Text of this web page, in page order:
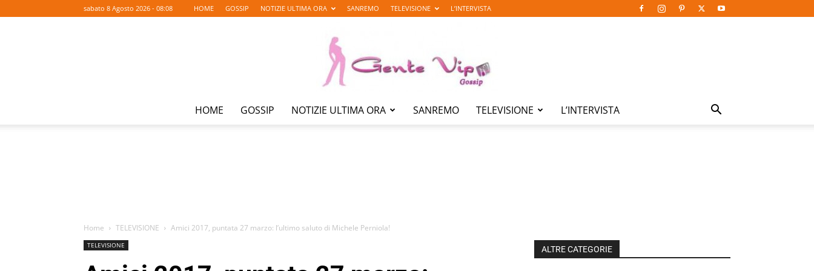
sabato 8 Agosto 2026 - 08:08 HOME GOSSIP NOTIZIE ULTIMA ORA SANREMO TELEVISIONE L’INTERVISTA
HOME GOSSIP NOTIZIE ULTIMA ORA SANREMO TELEVISIONE L’INTERVISTA
Home TELEVISIONE Amici 2017, puntata 27 marzo: l’ultimo saluto di Michele Perniola!
TELEVISIONE ALTRE CATEGORIE